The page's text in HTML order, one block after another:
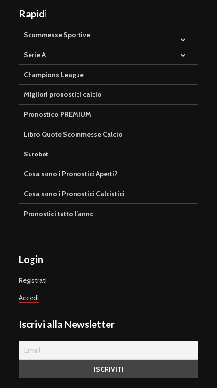
Rapidi
Scommesse Sportive
Serie A
Champions League
Migliori pronostici calcio
Pronostico PREMIUM
Libro Quote Scommesse Calcio
Surebet
Cosa sono i Pronostici Aperti?
Cosa sono i Pronostici Calcistici
Pronostici tutto l’anno
Login
Registrati
Accedi
Iscrivi alla Newsletter